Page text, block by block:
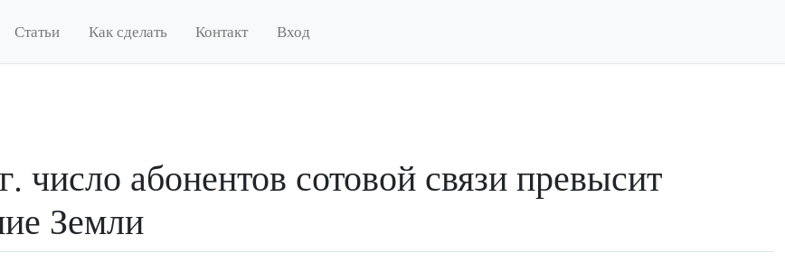
Статьи Как сделать Контакт Вход
число абонентов сотовой связи превысит
Земли